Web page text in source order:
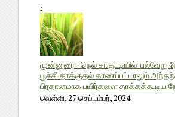
›
முன்னுரை : நெல் சாகுபடியில் பல்வேறு
பூச்சி தாக்குதல் காணப்பட்டாலும்
பிரதானமாக பயிர்களை தாக்கக்கூடிய
வெள்ளி, 27 செப்டம்பர், 2024